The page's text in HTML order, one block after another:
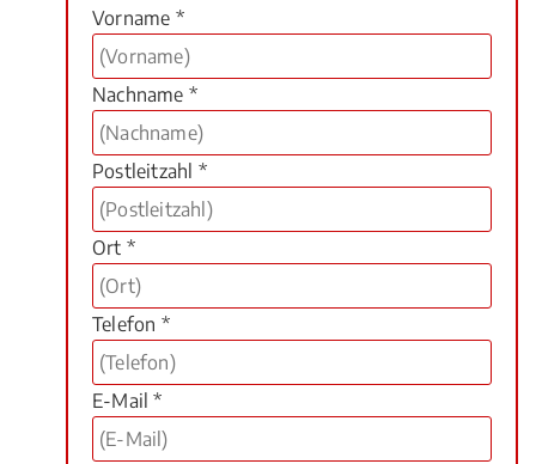
Vorname *
Nachname *
Postleitzahl *
Ort *
Telefon *
E-Mail *